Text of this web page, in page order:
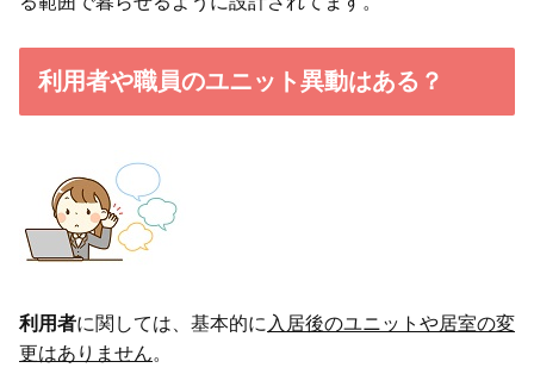
利用者や職員のユニット異動はある？
利用者に関しては、基本的に 入居後のユニットや居室の変
更はありません。